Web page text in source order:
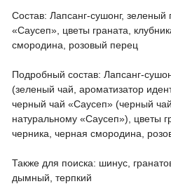
Состав: Лапсанг-сушонг,
«Саусеп», цветы граната,
смородина, розовый перец
Подробный состав: Лапсанг-
(зеленый чай, ароматизатор
черный чай «Саусеп» (черный
натуральному «Саусеп»), цветы
черника, черная смородина,
Также для поиска: шинус,
дымный, терпкий